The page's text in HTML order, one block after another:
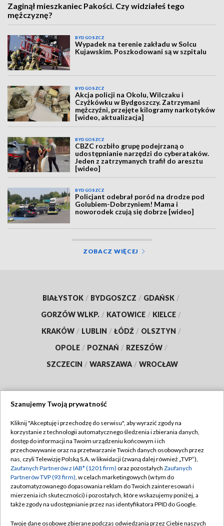
Zaginął mieszkaniec Pakości. Czy widziałeś tego
mężczyznę?
BYDGOSZCZ
Wypadek na terenie zakładu w Solcu
Kujawskim. Poszkodowani są w szpitalu
BYDGOSZCZ
Akcja policji na Okolu, Wilczaku i
Czyżkówku w Bydgoszczy. Zatrzymani
mężczyźni, przejęte kilogramy narkotyków
[wideo, aktualizacja]
BYDGOSZCZ
CBZC rozbiło grupę podejrzaną o
udostępnianie narzędzi do cyberataków.
Jeden z zatrzymanych trafił do aresztu
[wideo]
BYDGOSZCZ
Policjant odebrał poród na drodze pod
Golubiem-Dobrzyniem! Mama i
noworodek czują się dobrze [wideo]
ZOBACZ WIĘCEJ
BIAŁYSTOK / BYDGOSZCZ / GDAŃSK /
GORZÓW WLKP. / KATOWICE / KIELCE /
KRAKÓW / LUBLIN / ŁÓDŹ / OLSZTYN /
OPOLE / POZNAŃ / RZESZÓW /
SZCZECIN / WARSZAWA / WROCŁAW
TVP
Abonament TVP
Emisja w TVP
Centrum informacji TVP
Naziemna Telewizja Cyfrowa
Regulamin TVP
Polityka prywatności
Moje zgody
Pomoc
Szanujemy Twoją prywatność
Kliknij "Akceptuję i przechodzę do serwisu", aby wyrazić zgody na
korzystanie z technologii automatycznego śledzenia i zbierania danych,
dostęp do informacji na Twoim urządzeniu końcowym i ich
przechowywanie oraz na przetwarzanie Twoich danych osobowych przez
nas, czyli Telewizję Polską S.A. w likwidacji (zwaną dalej również „TVP”),
Zaufanych Partnerów z IAB* (1201 firm) oraz pozostałych Zaufanych
Partnerów TVP (93 firm), w celach marketingowych (w tym do
zautomatyzowanego dopasowania reklam do Twoich zainteresowań i
mierzenia ich skuteczności) i pozostałych, które wskazujemy poniżej, a
także zgody na udostępnianie przez nas identyfikatora PPID do Google.
Twoje dane osobowe zbierane podczas odwiedzania przez Ciebie naszych